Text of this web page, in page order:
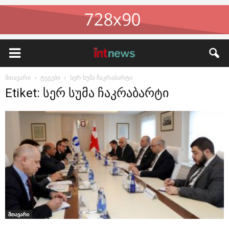
მთავარი ტეგები სერ სუმა ჩაკრაბარტი
Etiket: სერ სუმა ჩაკრაბარტი
მთავარი